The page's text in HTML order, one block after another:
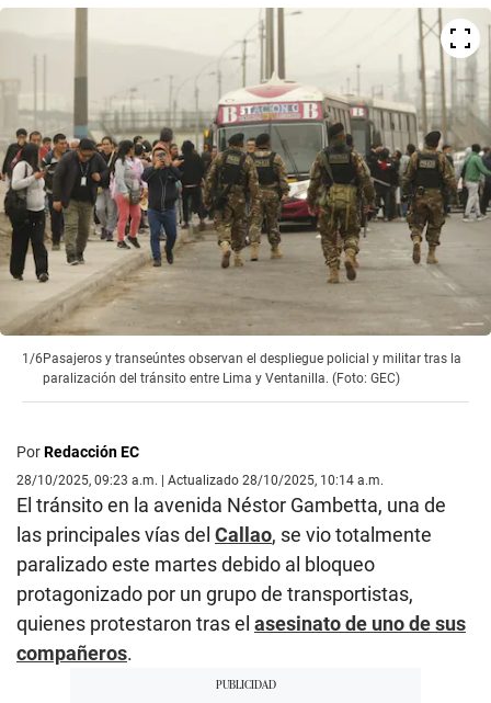
1/6 Pasajeros y transeúntes observan el despliegue policial y militar tras la
paralización del tránsito entre Lima y Ventanilla. (Foto: GEC)
PorRedacción EC
28/10/2025, 09:23 a.m. | Actualizado 28/10/2025, 10:14 a.m.
El tránsito en la avenida Néstor Gambetta, una de
las principales vías del Callao, se vio totalmente
paralizado este martes debido al bloqueo
protagonizado por un grupo de transportistas,
quienes protestaron tras el asesinato de uno de sus
compañeros.